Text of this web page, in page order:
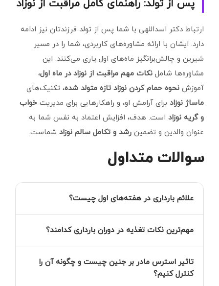
پس از تولد: راهنمای کامل مراقبت از نوزاد
ارتباط دکتر اسداللهی با شما پس از تولد فرزندتان نیز ادامه
دارد. ایشان با ارائه مشاوره‌های کاربردی، شما را در مسیر
شیرین و چالش‌برانگیز ماه‌های اول یاری می‌کنند. این
مشاوره‌ها شاملنکات مهم مراقبت از نوزاد در ماه اول،
آموزشنحوه حمام کردن نوزاد تازه متولد شده، تکنیک‌های
ماساژ نوزاد برای آرامش او، و راهکارهایی برای مدیریتخواب
و گریه نوزاد است. هدف، افزایش اعتماد به نفس شما به
عنوان والدین و تضمینرشد و تکامل سالم نوزاد شماست.
سوالات متداول
علائم بارداری در هفته‌های اول چیست؟
حساسیت سینه‌ها، خستگی غیرعادی و تهوع
صبحگاهی باشد. البته این علائم در افراد مختلف،
متفاوت است. برای تایید قطعی بارداری، انجام
آزمایش خون ضروری است که می‌توانید برای دریافت
مهم‌ترین نکات تغذیه در دوران بارداری کدامند؟
کافی اسید فولیک، آهن، کلسیم و پروتئین بسیار مهم
است. دکتر اسداللهی در جلسات مشاوره، یک برنامه
تاثیر استرس مادر بر جنین چیست و چگونه آن را
کنترل کنیم؟